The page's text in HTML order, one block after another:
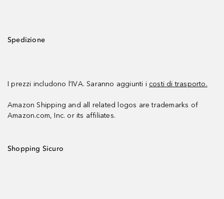
Spedizione
I prezzi includono l’IVA. Saranno aggiunti i costi di trasporto.
Amazon Shipping and all related logos are trademarks of
Amazon.com, Inc. or its affiliates.
Shopping Sicuro